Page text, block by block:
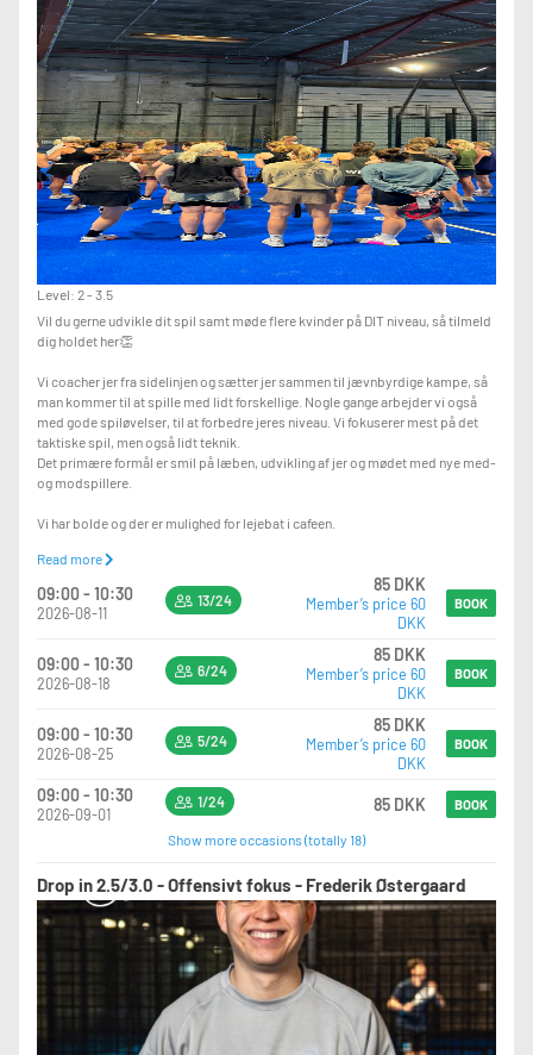
Level: 2 - 3.5
Vil du gerne udvikle dit spil samt møde flere kvinder på DIT niveau, så tilmeld
dig holdet her👏
Vi coacher jer fra sidelinjen og sætter jer sammen til jævnbyrdige kampe, så
man kommer til at spille med lidt forskellige. Nogle gange arbejder vi også
med gode spiløvelser, til at forbedre jeres niveau. Vi fokuserer mest på det
taktiske spil, men også lidt teknik.
Det primære formål er smil på læben, udvikling af jer og mødet med nye med-
og modspillere.
Vi har bolde og der er mulighed for lejebat i cafeen.
HUSK, hvis du bliver forhindret, så meld dig meget gerne af holdet igen. Der er
ofte venteliste og vi vil gerne stå med fuldt hold, så vi kan optimere til alles
bedste.
Read more
09:00 - 10:30
2026-08-11
13/24
85 DKK
Member’s price 60
DKK
BOOK
09:00 - 10:30
2026-08-18
6/24
85 DKK
Member’s price 60
DKK
BOOK
09:00 - 10:30
2026-08-25
5/24
85 DKK
Member’s price 60
DKK
BOOK
09:00 - 10:30
2026-09-01
1/24 85 DKK BOOK
Show more occasions (totally 18)
Drop in 2.5/3.0 - Offensivt fokus - Frederik Østergaard